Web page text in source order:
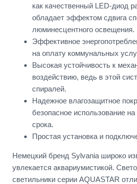
как качественный LED-диод
обладает эффектом сдвига
люминесцентного освещения.
Эффективное
на оплату коммунальных
Высокая устойчивость к
воздействию, ведь в этой
спиралей.
Надежное влагозащитное
безопасное использование
срока.
Простая установка и
Немецкий бренд Sylvania широко
увлекается аквариумистикой.
светильники серии AQUASTAR